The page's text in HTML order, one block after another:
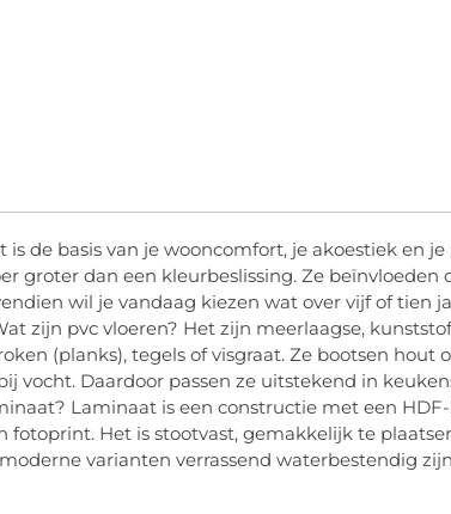
is de basis van je wooncomfort, je akoestiek en
groter dan een kleurbeslissing. Ze
wil je vandaag kiezen wat over vijf of tien
zijn pvc vloeren? Het zijn meerlaagse,
(planks), tegels of visgraat. Ze bootsen hout
vocht. Daardoor passen ze uitstekend in
Laminaat is een constructie met een
Het is stootvast, gemakkelijk te
varianten verrassend waterbestendig